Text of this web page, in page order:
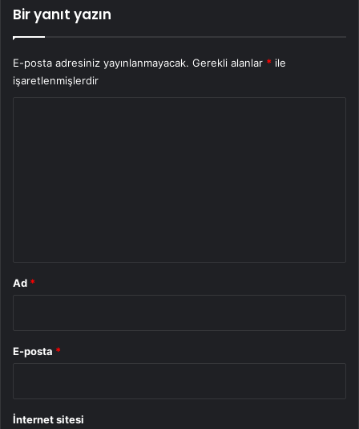
Bir yanıt yazın
E-posta adresiniz yayınlanmayacak. Gerekli alanlar * ile
işaretlenmişlerdir
Ad *
E-posta *
İnternet sitesi